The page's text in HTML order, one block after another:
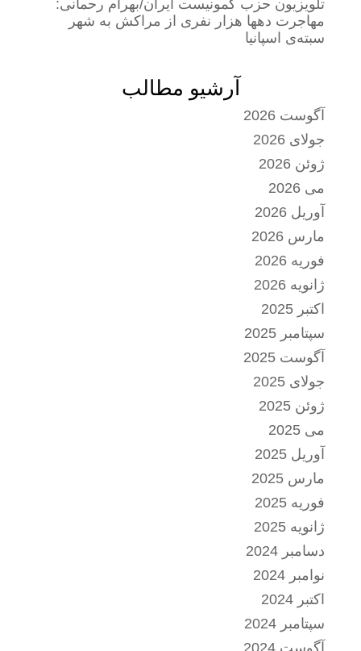
تلویزیون حزب کمونیست ایران/بهرام رحمانی:
مهاجرت دهها هزار نفری از مراکش به شهر
سبته‌ی اسپانیا
آرشیو مطالب
آگوست 2026
جولای 2026
ژوئن 2026
می 2026
آوریل 2026
مارس 2026
فوریه 2026
ژانویه 2026
اکتبر 2025
سپتامبر 2025
آگوست 2025
جولای 2025
ژوئن 2025
می 2025
آوریل 2025
مارس 2025
فوریه 2025
ژانویه 2025
دسامبر 2024
نوامبر 2024
اکتبر 2024
سپتامبر 2024
آگوست 2024